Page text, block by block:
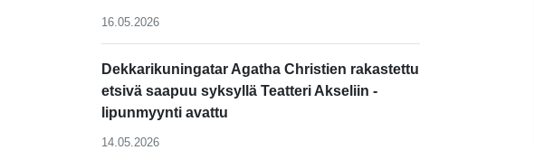
16.05.2026
Dekkarikuningatar Agatha Christien rakastettu
etsivä saapuu syksyllä Teatteri Akseliin -
lipunmyynti avattu
14.05.2026